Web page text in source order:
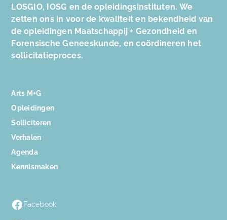
LOSGIO, IOSG en de opleidingsinstituten. We
zetten ons in voor de kwaliteit en bekendheid van
de opleidingen Maatschappij + Gezondheid en
Forensische Geneeskunde, en coördineren het
sollicitatieproces.
Arts M+G
Opleidingen
Solliciteren
Verhalen
Agenda
Kennismaken
Facebook